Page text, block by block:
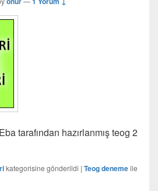
tarafından hazırlanmış teog 2
kategorisine gönderildi | Teog denemeile